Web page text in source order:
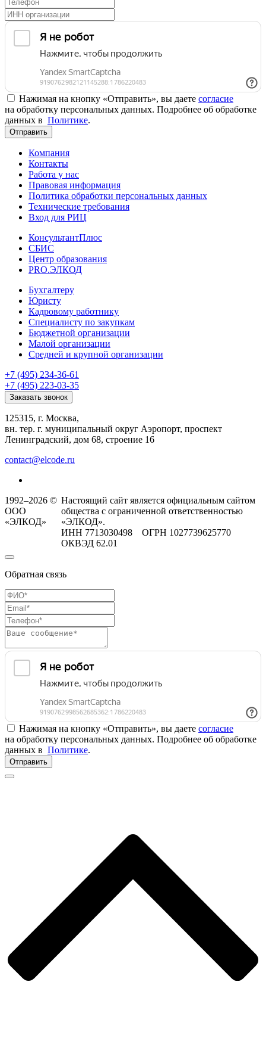
Нажимая на кнопку «Отправить», вы даете согласие
на обработку персональных данных. Подробнее об обработке
данных в Политике.
Отправить
Компания
Контакты
Работа у нас
Правовая информация
Политика обработки персональных данных
Технические требования
Вход для РИЦ
КонсультантПлюс
СБИС
Центр образования
PRO.ЭЛКОД
Бухгалтеру
Юристу
Кадровому работнику
Специалисту по закупкам
Бюджетной организации
Малой организации
Средней и крупной организации
+7 (495) 234-36-61
+7 (495) 223-03-35
Заказать звонок
125315, г. Москва,
вн. тер. г. муниципальный округ Аэропорт, проспект
Ленинградский, дом 68, строение 16
contact@elcode.ru
1992–2026 ©
ООО
«ЭЛКОД»
Настоящий сайт является официальным сайтом
общества с ограниченной ответственностью
«ЭЛКОД».
ИНН 7713030498 ОГРН 1027739625770
ОКВЭД 62.01
Обратная связь
Нажимая на кнопку «Отправить», вы даете согласие
на обработку персональных данных. Подробнее об обработке
данных в Политике.
Отправить